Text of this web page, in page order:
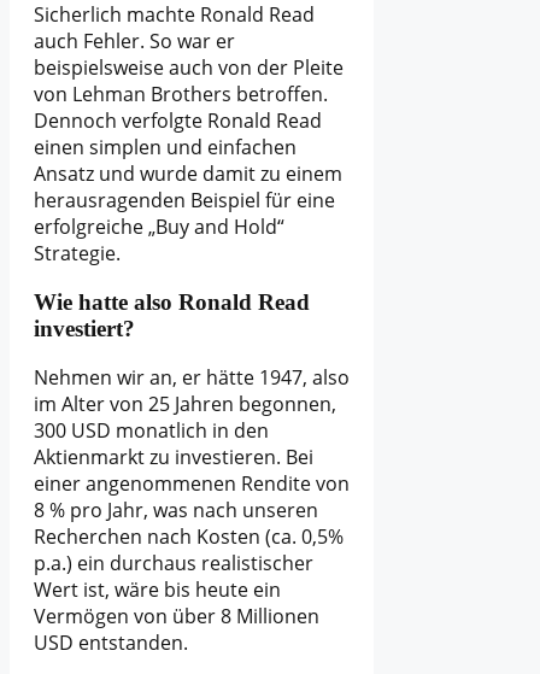
Sicherlich machte Ronald Read
auch Fehler. So war er
beispielsweise auch von der Pleite
von Lehman Brothers betroffen.
Dennoch verfolgte Ronald Read
einen simplen und einfachen
Ansatz und wurde damit zu einem
herausragenden Beispiel für eine
erfolgreiche „Buy and Hold“
Strategie.
Wie hatte also Ronald Read
investiert?
Nehmen wir an, er hätte 1947, also
im Alter von 25 Jahren begonnen,
300 USD monatlich in den
Aktienmarkt zu investieren. Bei
einer angenommenen Rendite von
8 % pro Jahr, was nach unseren
Recherchen nach Kosten (ca. 0,5%
p.a.) ein durchaus realistischer
Wert ist, wäre bis heute ein
Vermögen von über 8 Millionen
USD entstanden.